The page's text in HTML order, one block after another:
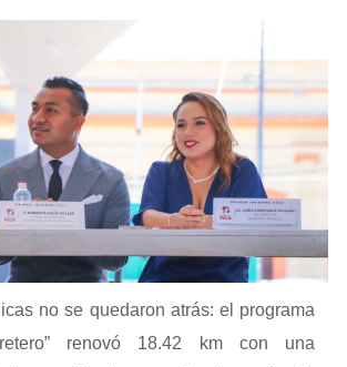
no se quedaron atrás: el programa
renovó 18.42 km con una